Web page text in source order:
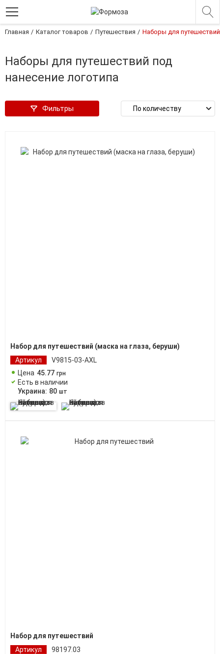
Главная Каталог товаров Путешествия Наборы для путешествий
Наборы для путешествий под
нанесение логотипа
Фильтры
Набор для путешествий (маска на глаза, беруши)
Артикул
V9815-03-AXL
Цена 45.77 грн
Есть в наличии
Украина: 80 шт
Набор для путешествий
Артикул
98197.03